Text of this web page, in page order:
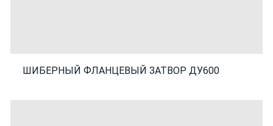
ШИБЕРНЫЙ ФЛАНЦЕВЫЙ ЗАТВОР ДУ600